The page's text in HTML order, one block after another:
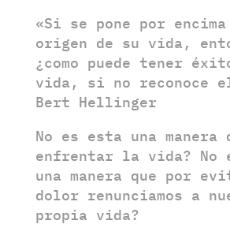
«Si se pone por
origen de su vida,
¿como puede tener
vida, si no reconoce
Bert Hellinger
No es esta una manera
enfrentar la vida? No
una manera que por
dolor renunciamos a
propia vida?